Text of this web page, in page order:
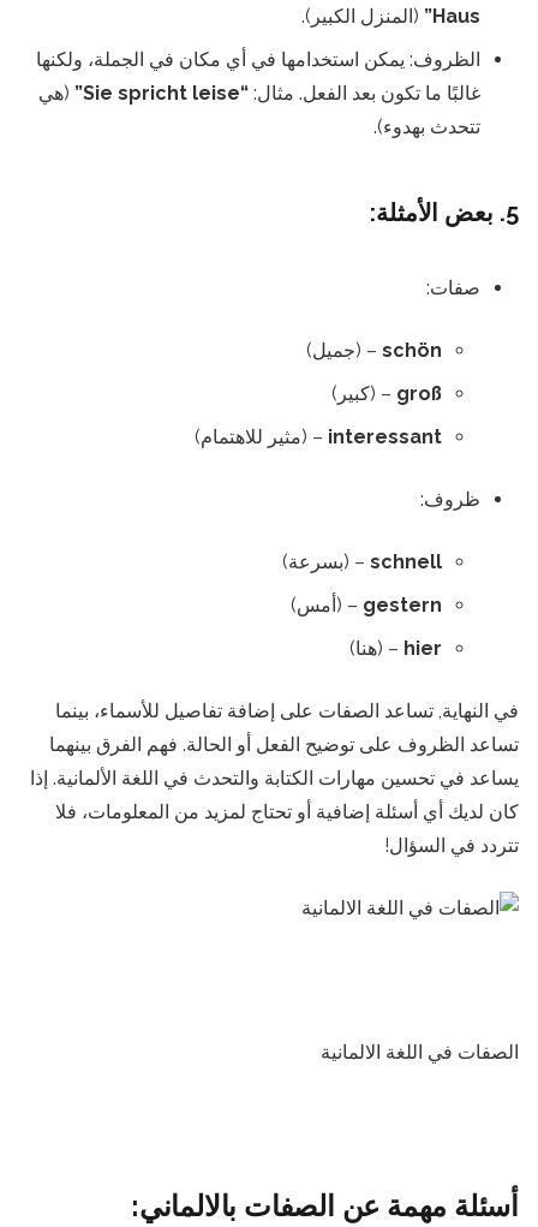
Haus”
(المنزل الكبير).
الظروف: يمكن استخدامها في أي مكان في الجملة، ولكنها
غالبًا ما تكون بعد الفعل. مثال: “Sie spricht leise”
(هي
تتحدث بهدوء).
5. بعض الأمثلة:
صفات:
schön – (جميل)
groß – (كبير)
interessant – (مثير للاهتمام)
ظروف:
schnell – (بسرعة)
gestern – (أمس)
hier – (هنا)
في النهاية, تساعد الصفات على إضافة تفاصيل للأسماء، بينما
تساعد الظروف على توضيح الفعل أو الحالة. فهم الفرق بينهما
يساعد في تحسين مهارات الكتابة والتحدث في اللغة الألمانية. إذا
كان لديك أي أسئلة إضافية أو تحتاج لمزيد من المعلومات، فلا
تتردد في السؤال!
الصفات في اللغة الالمانية
أسئلة مهمة عن الصفات بالالماني: